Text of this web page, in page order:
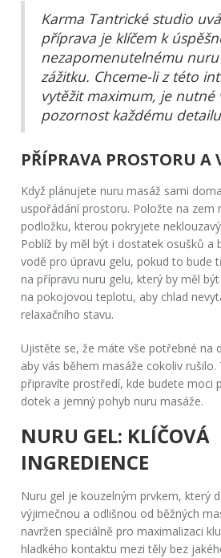
Karma Tantrické studio
příprava je klíčem k
nezapomenutelnému
zážitku. Chceme-li z této
vytěžit maximum, je nutné
pozornost každému
PŘÍPRAVA PROSTORU A
Když plánujetenuru masáž sami
uspořádání prostoru. Položte na zem
podložku, kterou pokryjete
Poblíž by měl být i dostatek osušků a
vodě pro úpravu gelu, pokud to bude
na přípravunuru gelu, který by měl
na pokojovou teplotu, aby chlad
relaxačního stavu.
Ujistěte se, že máte vše potřebné na
aby vás během masáže cokoliv
připravíte prostředí, kde budete moci
dotek a jemný pohybnuru masáže.
NURU GEL: KLÍČOVÁ
INGREDIENCE
Nuru gel je kouzelným prvkem, který
výjimečnou a odlišnou od běžných
navržen speciálně pro maximalizaci
hladkého kontaktu mezi těly bez